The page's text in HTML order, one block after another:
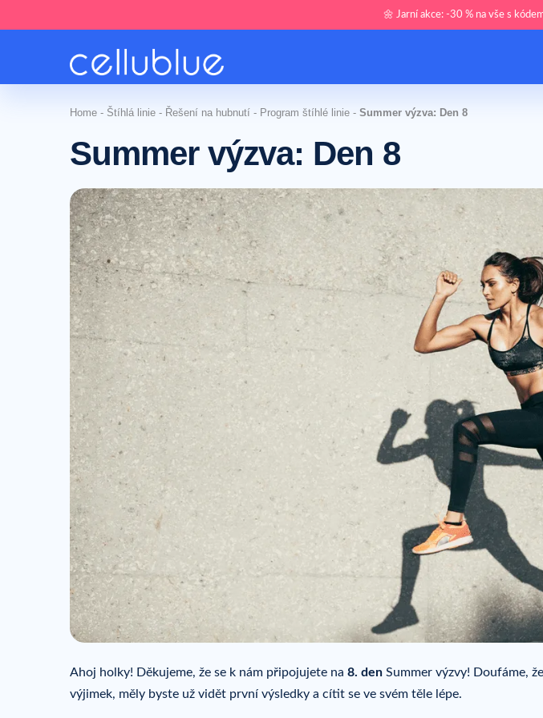
🌼 Jarní akce: -30 % na vše s
Home - Štíhlá linie - Řešení na hubnutí - Program štíhlé linie - Summer výzva: Den 8
Summer výzva: Den 8
Ahoj holky! Děkujeme, že se k nám připojujete na 8. den Summer výzvy! Doufáme,
výjimek, měly byste už vidět první výsledky a cítit se ve svém těle lépe.